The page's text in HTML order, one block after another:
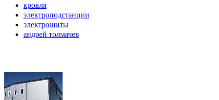
кровля
электроподстанции
электрощиты
андрей толмачев